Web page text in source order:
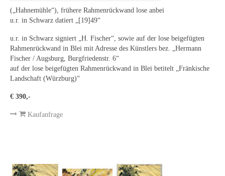
Walter Becker
Ernst Geitlinger
Erich Hartmann
Wilhelm von Hillern-Flinsch
Weitere Künstler 1900-1945
(„Hahnemühle“), frühere Rahmenrückwand lose anbei
u.r. in Schwarz datiert „[19]49“
u.r. in Schwarz signiert „H. Fischer“, sowie auf der lose beigefügten
Rahmenrückwand in Blei mit Adresse des Künstlers bez. „Hermann
Fischer / Augsburg, Burgfriedenstr. 6“
auf der lose beigefügten Rahmenrückwand in Blei betitelt „Fränkische
Landschaft (Würzburg)“
€ 390,-
Kaufanfrage